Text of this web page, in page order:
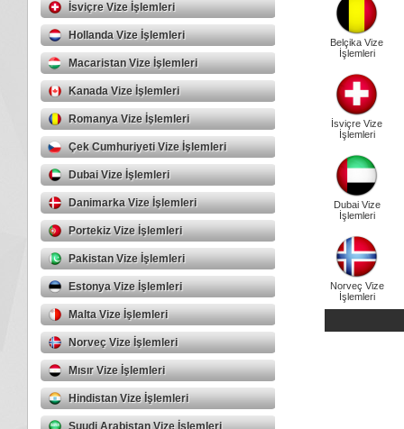
İsviçre Vize İşlemleri
Hollanda Vize İşlemleri
Macaristan Vize İşlemleri
Kanada Vize İşlemleri
Romanya Vize İşlemleri
Çek Cumhuriyeti Vize İşlemleri
Dubai Vize İşlemleri
Danimarka Vize İşlemleri
Portekiz Vize İşlemleri
Pakistan Vize İşlemleri
Estonya Vize İşlemleri
Malta Vize İşlemleri
Norveç Vize İşlemleri
Mısır Vize İşlemleri
Hindistan Vize İşlemleri
Suudi Arabistan Vize İşlemleri
Belçika Vize
İşlemleri
İsviçre Vize
İşlemleri
Dubai Vize
İşlemleri
Norveç Vize
İşlemleri